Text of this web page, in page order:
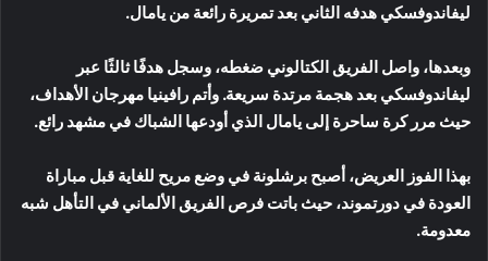
ليفاندوفسكي هدفه الثاني بعد تمريرة رائعة من يامال.
وبعدها، واصل الفريق الكتالوني ضغطه، وسجل هدفًا ثالثًا عبر
ليفاندوفسكي بعد هجمة مرتدة سريعة. وأتم رافينيا مهرجان الأهداف،
حيث مرر كرة ساحرة إلى يامال الذي أودعها الشباك في مشهد رائع.
بهذا الفوز العريض، أصبح برشلونة في وضع مريح للغاية قبل مباراة
العودة في دورتموند، حيث باتت فرص الفريق الألماني في التأهل شبه
معدومة.